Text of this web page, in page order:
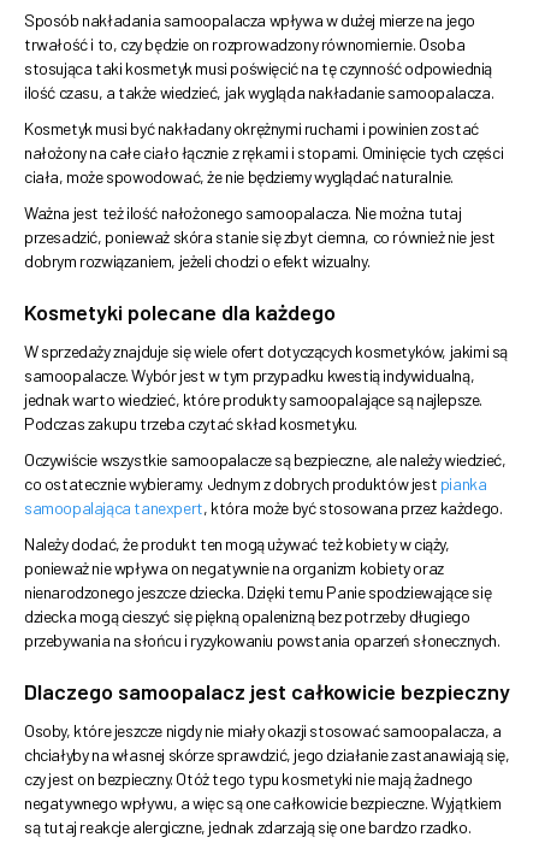
Sposób nakładania samoopalacza wpływa w dużej mierze na jego
trwałość i to, czy będzie on rozprowadzony równomiernie. Osoba
stosująca taki kosmetyk musi poświęcić na tę czynność odpowiednią
ilość czasu, a także wiedzieć, jak wygląda nakładanie samoopalacza.
Kosmetyk musi być nakładany okrężnymi ruchami i powinien zostać
nałożony na całe ciało łącznie z rękami i stopami. Ominięcie tych części
ciała, może spowodować, że nie będziemy wyglądać naturalnie.
Ważna jest też ilość nałożonego samoopalacza. Nie można tutaj
przesadzić, ponieważ skóra stanie się zbyt ciemna, co również nie jest
dobrym rozwiązaniem, jeżeli chodzi o efekt wizualny.
Kosmetyki polecane dla każdego
W sprzedaży znajduje się wiele ofert dotyczących kosmetyków, jakimi są
samoopalacze. Wybór jest w tym przypadku kwestią indywidualną,
jednak warto wiedzieć, które produkty samoopalające są najlepsze.
Podczas zakupu trzeba czytać skład kosmetyku.
Oczywiście wszystkie samoopalacze są bezpieczne, ale należy wiedzieć,
co ostatecznie wybieramy. Jednym z dobrych produktów jest pianka
samoopalająca tanexpert, która może być stosowana przez każdego.
Należy dodać, że produkt ten mogą używać też kobiety w ciąży,
ponieważ nie wpływa on negatywnie na organizm kobiety oraz
nienarodzonego jeszcze dziecka. Dzięki temu Panie spodziewające się
dziecka mogą cieszyć się piękną opalenizną bez potrzeby długiego
przebywania na słońcu i ryzykowaniu powstania oparzeń słonecznych.
Dlaczego samoopalacz jest całkowicie bezpieczny
Osoby, które jeszcze nigdy nie miały okazji stosować samoopalacza, a
chciałyby na własnej skórze sprawdzić, jego działanie zastanawiają się,
czy jest on bezpieczny. Otóż tego typu kosmetyki nie mają żadnego
negatywnego wpływu, a więc są one całkowicie bezpieczne. Wyjątkiem
są tutaj reakcje alergiczne, jednak zdarzają się one bardzo rzadko.